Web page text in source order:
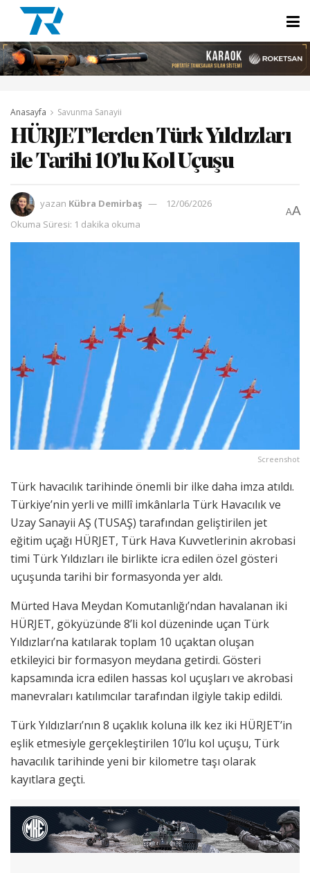
Anasayfa Savunma Sanayii
HÜRJET’lerden Türk Yıldızları
ile Tarihi 10’lu Kol Uçuşu
yazan Kübra Demirbaş
12/06/2026
Okuma Süresi: 1 dakika okuma
AA
Screenshot
Türk havacılık tarihinde önemli bir ilke daha imza atıldı.
Türkiye’nin yerli ve millî imkânlarla Türk Havacılık ve
Uzay Sanayii AŞ (TUSAŞ) tarafından geliştirilen jet
eğitim uçağı HÜRJET, Türk Hava Kuvvetlerinin akrobasi
timi Türk Yıldızları ile birlikte icra edilen özel gösteri
uçuşunda tarihi bir formasyonda yer aldı.
Mürted Hava Meydan Komutanlığı’ndan havalanan iki
HÜRJET, gökyüzünde 8’li kol düzeninde uçan Türk
Yıldızları’na katılarak toplam 10 uçaktan oluşan
etkileyici bir formasyon meydana getirdi. Gösteri
kapsamında icra edilen hassas kol uçuşları ve akrobasi
manevraları katılımcılar tarafından ilgiyle takip edildi.
Türk Yıldızları’nın 8 uçaklık koluna ilk kez iki HÜRJET’in
eşlik etmesiyle gerçekleştirilen 10’lu kol uçuşu, Türk
havacılık tarihinde yeni bir kilometre taşı olarak
kayıtlara geçti.